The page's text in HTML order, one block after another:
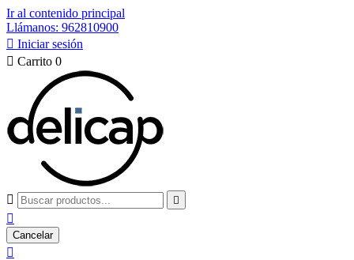
Ir al contenido principal
Llámanos: 962810900
 Iniciar sesión
 Carrito 0
 

Cancelar
